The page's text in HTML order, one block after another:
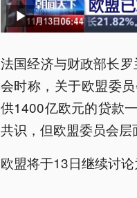
法国经济与财政部长
会时称，关于欧盟委
供1400亿欧元的贷款
共识，但欧盟委员会
欧盟将于13日继续讨